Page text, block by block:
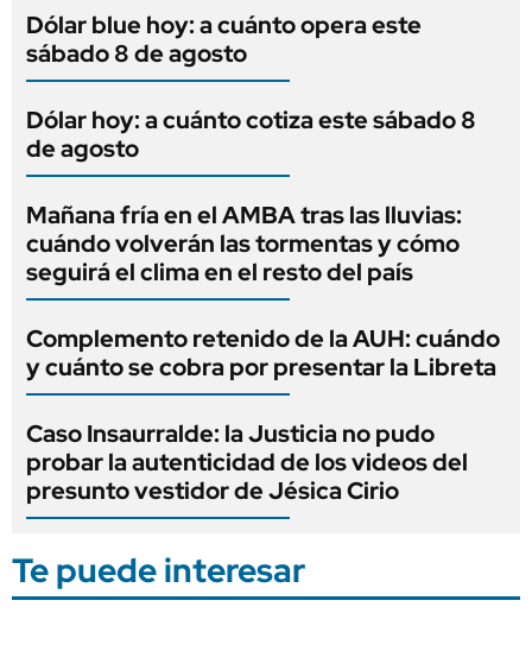
Dólar blue hoy: a cuánto opera este
sábado 8 de agosto
Dólar hoy: a cuánto cotiza este sábado 8
de agosto
Mañana fría en el AMBA tras las lluvias:
cuándo volverán las tormentas y cómo
seguirá el clima en el resto del país
Complemento retenido de la AUH: cuándo
y cuánto se cobra por presentar la Libreta
Caso Insaurralde: la Justicia no pudo
probar la autenticidad de los videos del
presunto vestidor de Jésica Cirio
Te puede interesar